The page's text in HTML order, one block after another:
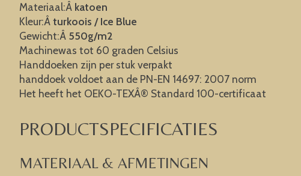
Materiaal:Â katoen
Kleur:Âturkoois / Ice Blue
Gewicht:Â 550g/m2
Machinewas tot 60 graden Celsius
Handdoeken zijn per stuk verpakt
handdoek voldoet aan de PN-EN 14697: 2007 norm
Het heeft het OEKO-TEXÂ® Standard 100-certificaat
PRODUCTSPECIFICATIES
MATERIAAL & AFMETINGEN